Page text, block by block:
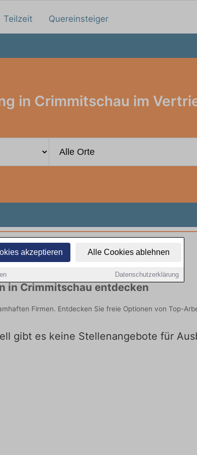
akzeptieren Alle Cookies ablehnen
Datenschutzerklärung
Teilzeit Quereinsteiger
in Crimmitschau im
Teilzeit Quereinsteiger
in Crimmitschau entdecken
Firmen. Entdecken Sie freie Optionen von Top-
gibt es keine Stellenangebote für